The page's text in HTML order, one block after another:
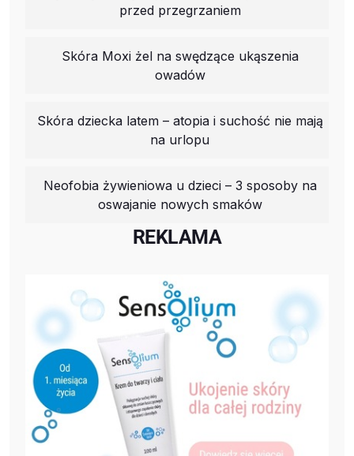
przed przegrzaniem
Skóra Moxi żel na swędzące ukąszenia
owadów
Skóra dziecka latem – atopia i suchość nie mają
na urlopu
Neofobia żywieniowa u dzieci – 3 sposoby na
oswajanie nowych smaków
REKLAMA